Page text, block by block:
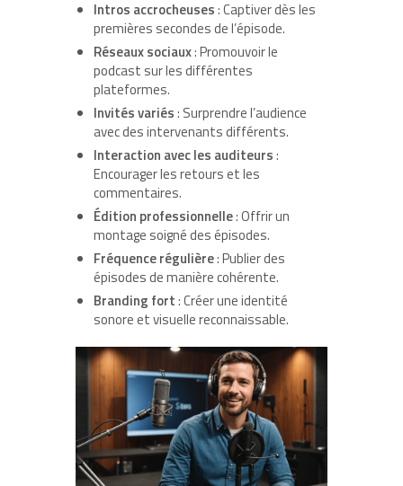
Intros accrocheuses: Captiver dès les
premières secondes de l’épisode.
Réseaux sociaux: Promouvoir le
podcast sur les différentes
plateformes.
Invités variés: Surprendre l’audience
avec des intervenants différents.
Interaction avec les auditeurs:
Encourager les retours et les
commentaires.
Édition professionnelle: Offrir un
montage soigné des épisodes.
Fréquence régulière: Publier des
épisodes de manière cohérente.
Branding fort: Créer une identité
sonore et visuelle reconnaissable.